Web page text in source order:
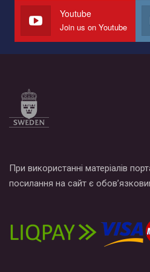
СОГИ в Украине.
Все, что вам нужно сделать - это
по этой ссылке и поставить лайк
Youtube
Join us on Youtube
При використанні матеріалів
посилання на сайт є